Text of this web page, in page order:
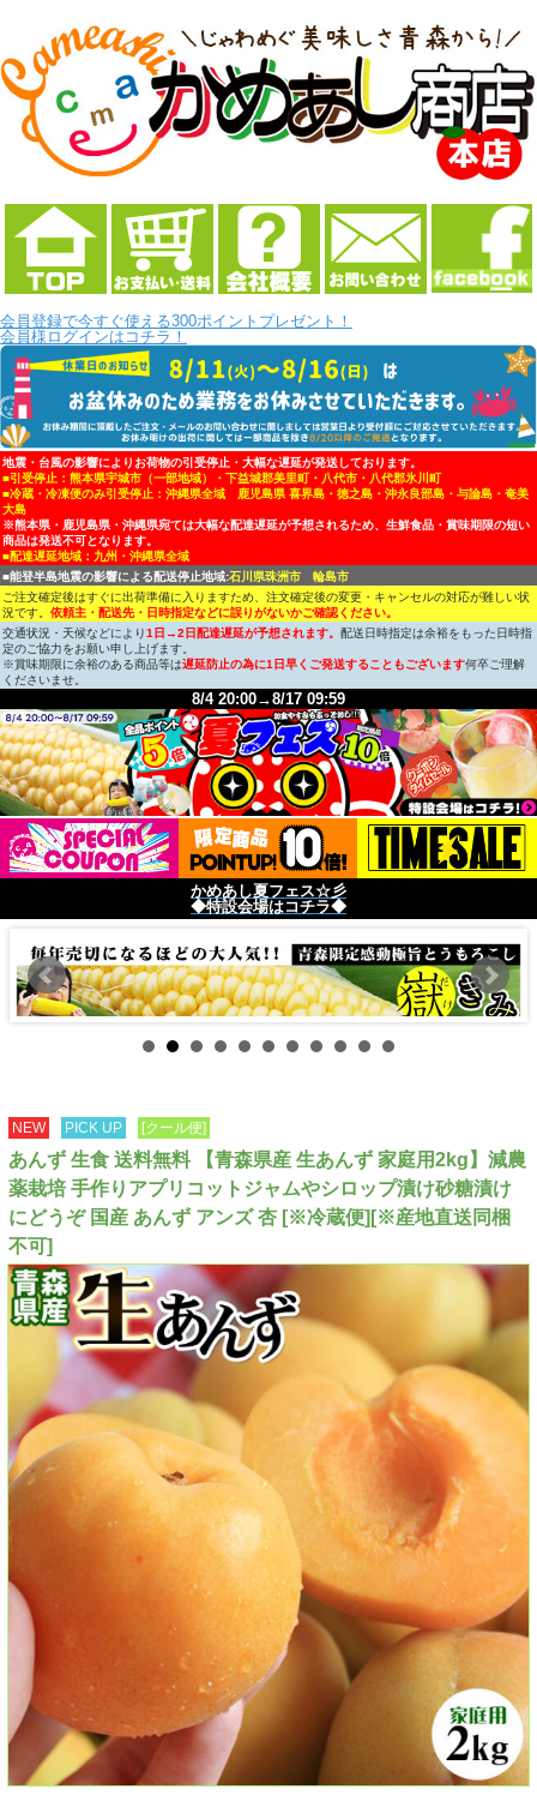
会員登録で今すぐ使える300ポイントプレゼント！
会員様ログインはコチラ！
地震・台風の影響によりお荷物の引受停止・大幅な遅延が発送しております。
■引受停止：熊本県宇城市（一部地域）・下益城郡美里町・八代市・八代郡氷川町
■冷蔵・冷凍便のみ引受停止：沖縄県全域 鹿児島県 喜界島・徳之島・沖永良部島・与論島・奄美
大島
※熊本県・鹿児島県・沖縄県宛ては大幅な配達遅延が予想されるため、生鮮食品・賞味期限の短い
商品は発送不可となります。
■配達遅延地域：九州・沖縄県全域
■能登半島地震の影響による配送停止地域:石川県珠洲市 輪島市
ご注文確定後はすぐに出荷準備に入りますため、注文確定後の変更・キャンセルの対応が難しい状
況です。 依頼主・配送先・日時指定などに誤りがないかご確認ください。
交通状況・天候などにより1日→2日配達遅延が予想されます。 配送日時指定は余裕をもった日時指
定のご協力をお願い申し上げます。
※賞味期限に余裕のある商品等は遅延防止の為に1日早くご発送することもございます何卒ご理解
くださいませ。
8/4 20:00→8/17 09:59
かめあし夏フェス☆彡
◆特設会場はコチラ◆
NEW PICK UP [クール便]
あんず 生食 送料無料 【青森県産 生あんず 家庭用2kg】減農
薬栽培 手作りアプリコットジャムやシロップ漬け砂糖漬け
にどうぞ 国産 あんず アンズ 杏 [※冷蔵便][※産地直送同梱
不可]